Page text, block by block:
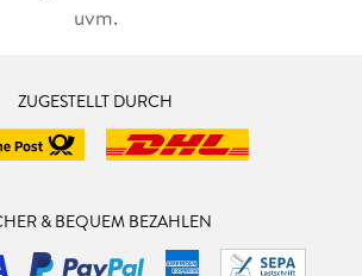
uvm.
ZUGESTELLT DURCH
& BEQUEM BEZAHLEN